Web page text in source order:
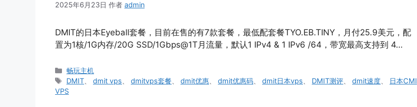
2025年6月23日 作者 admin
DMIT的日本Eyeball套餐，目前在售的有7款套餐，最低配套餐TYO.EB.TINY，月付25.9美元，配
置为1核/1G内存/20G SSD/1Gbps@1T月流量，默认1 IPv4 & 1 IPv6 /64，带宽最高支持到 4…
分
类
畅玩主机
标
签
DMIT 、dmit vps 、dmitvps套餐 、dmit优惠 、dmit优惠码 、dmit日本vps DMIT测评 、dmit速度
日本CMI
VPS